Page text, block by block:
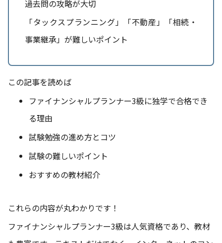
過去問の攻略が大切
「タックスプランニング」「不動産」「相続・
事業継承」が難しいポイント
この記事を読めば
ファイナンシャルプランナー3級に独学で合格でき
る理由
試験勉強の進め方とコツ
試験の難しいポイント
おすすめの教材紹介
これらの内容が丸わかりです！
ファイナンシャルプランナー3級は人気資格であり、教材